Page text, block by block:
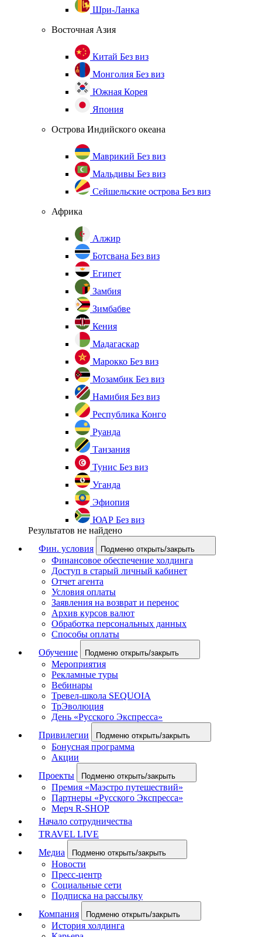
Шри-Ланка
Восточная Азия
Китай Без виз
Монголия Без виз
Южная Корея
Япония
Острова Индийского океана
Маврикий Без виз
Мальдивы Без виз
Сейшельские острова Без виз
Африка
Алжир
Ботсвана Без виз
Египет
Замбия
Зимбабве
Кения
Мадагаскар
Марокко Без виз
Мозамбик Без виз
Намибия Без виз
Республика Конго
Руанда
Танзания
Тунис Без виз
Уганда
Эфиопия
ЮАР Без виз
Результатов не найдено
Фин. условия
Подменю открыть/закрыть
Финансовое обеспечение холдинга
Доступ в старый личный кабинет
Отчет агента
Условия оплаты
Заявления на возврат и перенос
Архив курсов валют
Обработка персональных данных
Способы оплаты
Обучение
Подменю открыть/закрыть
Мероприятия
Рекламные туры
Вебинары
Тревел-школа SEQUOIA
ТрЭволюция
День «Русского Экспресса»
Привилегии
Подменю открыть/закрыть
Бонусная программа
Акции
Проекты
Подменю открыть/закрыть
Премия «Маэстро путешествий»
Партнеры «Русского Экспресса»
Мерч R-SHOP
Начало сотрудничества
TRAVEL LIVE
Медиа
Подменю открыть/закрыть
Новости
Пресс-центр
Социальные сети
Подписка на рассылку
Компания
Подменю открыть/закрыть
История холдинга